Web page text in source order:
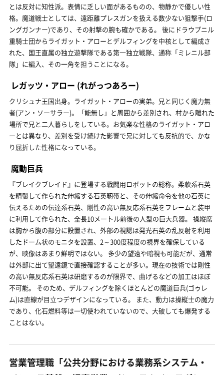
とは反対に知性派。表情に乏しい面があるものの、物静かで優しい性
格。魔道戦士としては、遠距離プレスガンを扱える数少ない狙撃手(ロ
ングガンナー)であり、その射撃の腕も確かである。 後にドラウプニル
重騎士団からライガット・アローとデルフィングを中核として編成さ
れた、国王直属の独立遊撃隊である第一独立戦隊、通称「ミレニル部
隊」に編入、その一角を担うことになる。
レガッツ・アロー (れがっつあろー)
クリシュナ王国出身。ライガット・アローの実弟。兄と同じく魔力無
者(アン・ソーサラー)。「能無し」と周囲から差別され、村から離れた
場所で兄と二人暮らしをしている。お気楽な性格のライガット・アロ
ーとは異なり、差別を受け続けた影響で兄に対しても反抗的で、かな
り屈折した性格になっている。
魔動巨兵
『ブレイクブレイド』に登場する戦闘用ロボットの総称。柔軟系石英
を精製して作られた伸縮する石英靭帯と、その伸縮命令を他の石英に
伝えるための伝達系石英、剛性の高い無反応系石英をフレームと装甲
に利用して作られた、全長10メートル前後の人型の巨大兵器。 操縦席
は胸から腹の部分に設置され、外部の視認は発光石英の乱反射を利用
したドーム状のモニタを設置、2～300度程度の視界を確保している
が、映像はあまり鮮明ではない。 多少の望遠や暗視も可能だが、通常
は外部に出て望遠鏡で直接確認することが多い。現在の技術では剛性
の高い無反応系石英は研磨するのが限界で、曲げるなどの加工はほぼ
不可能。 そのため、デルフィングを除くほとんどの魔道巨兵(ゴゥレ
ム)は直線が目立つデザインになっている。 また、動力は操縦士の魔力
であり、化石燃料等は一切使われていないので、大破しても爆発する
ことはない。
営業管理職「公共分野における業務系システム・